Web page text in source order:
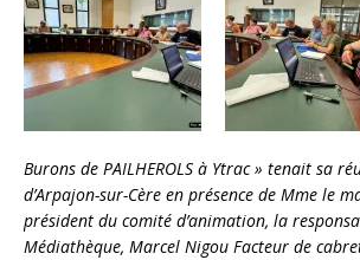
Burons de PAILHEROLS à Ytrac » tenait sa
d’Arpajon-sur-Cère en présence de Mme le
président du comité d’animation, la
Médiathèque, Marcel Nigou Facteur de